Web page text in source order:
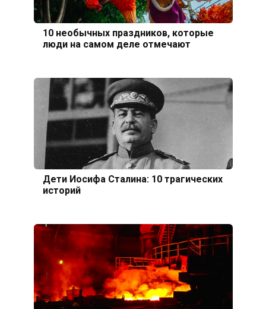
10 необычных праздников, которые
люди на самом деле отмечают
Дети Иосифа Сталина: 10 трагических
историй